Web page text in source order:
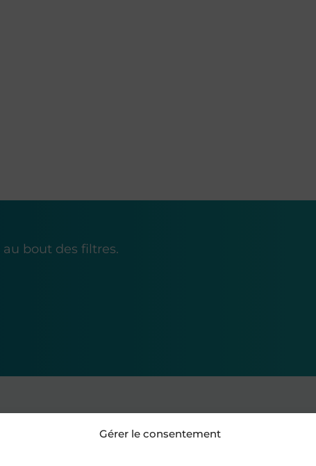
Gérer le consentement
au bout des filtres.